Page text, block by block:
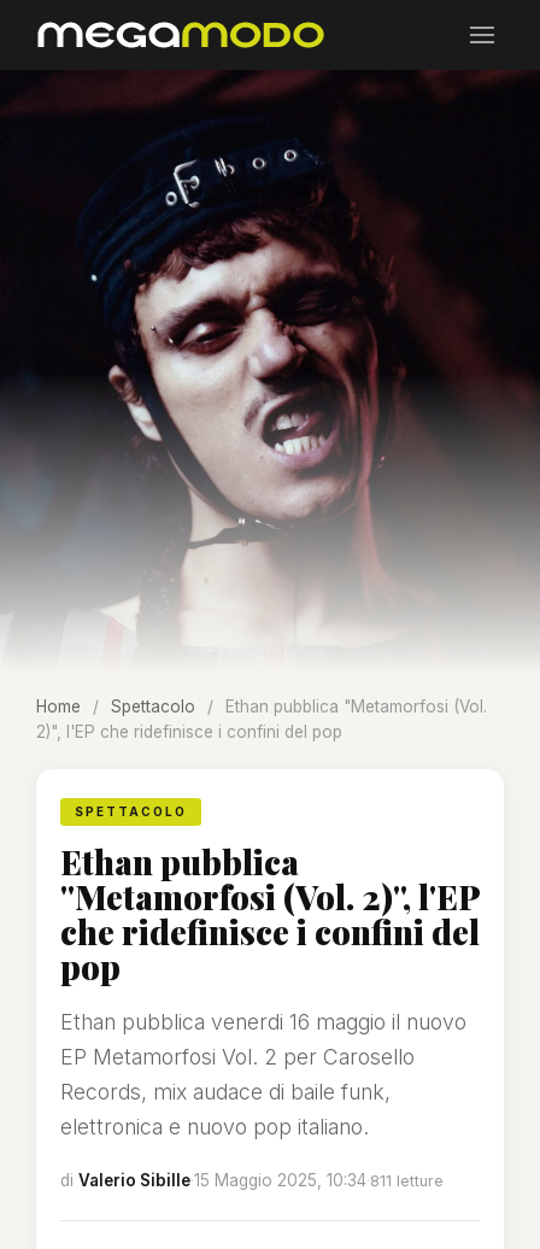
Home / Spettacolo /
Ethan pubblica "Metamorfosi (Vol.
2)", l'EP che ridefinisce i confini del pop
SPETTACOLO
Ethan pubblica
"Metamorfosi (Vol. 2)", l'EP
che ridefinisce i confini del
pop
Ethan pubblica venerdi 16 maggio il nuovo
EP Metamorfosi Vol. 2 per Carosello
Records, mix audace di baile funk,
elettronica e nuovo pop italiano.
di Valerio Sibille·15 Maggio 2025, 10:34·811 letture